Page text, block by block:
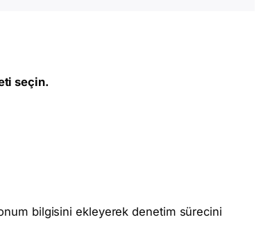
seçin.
bilgisini ekleyerek denetim sürecini